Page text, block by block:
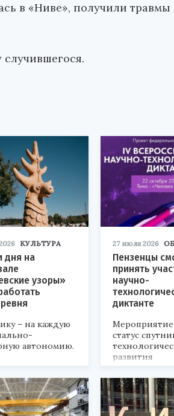
в «Ниве», получили травмы
КУЛЬТУРА
дня на
узоры»
– на каждую
автономию.
27 июля 2026
Пензенцы
принять
научно-
диктанте
статус
развития
«Технопром-